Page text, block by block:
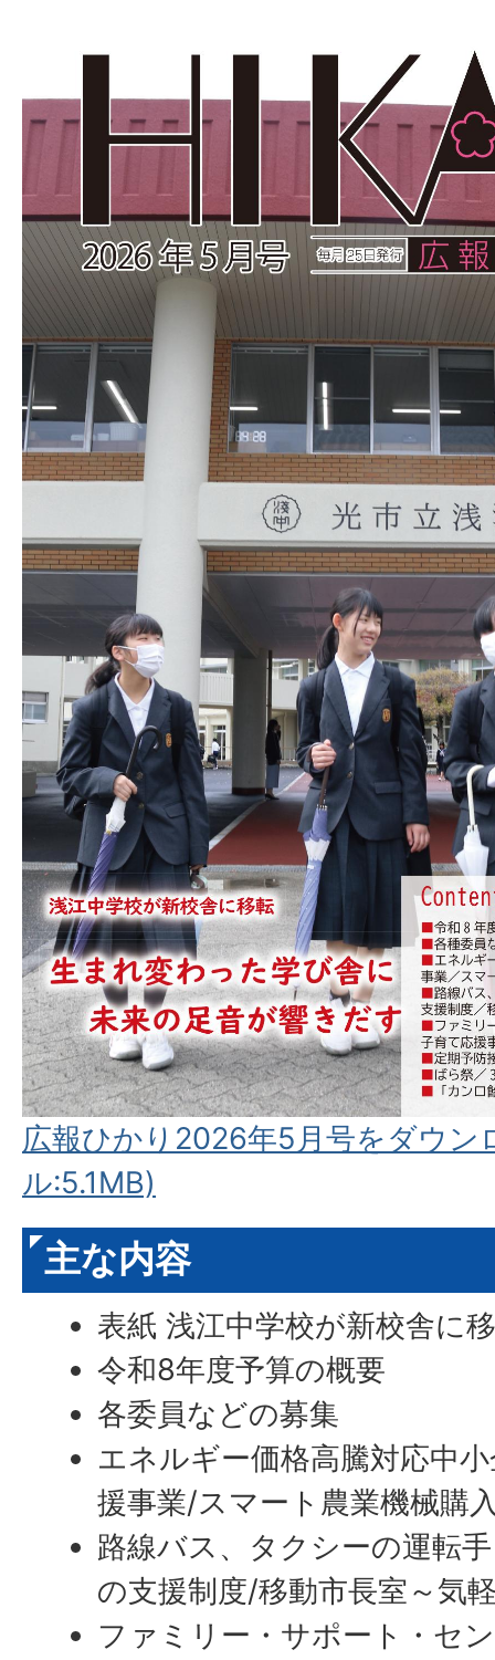
広報ひかり2026年5月号をダウン
ル:5.1MB)
主な内容
表紙 浅江中学校が新校舎に
令和8年度予算の概要
各委員などの募集
エネルギー価格高騰対応中
援事業/スマート農業機械購
路線バス、タクシーの運転
の支援制度/移動市長室～気
ファミリー・サポート・セ